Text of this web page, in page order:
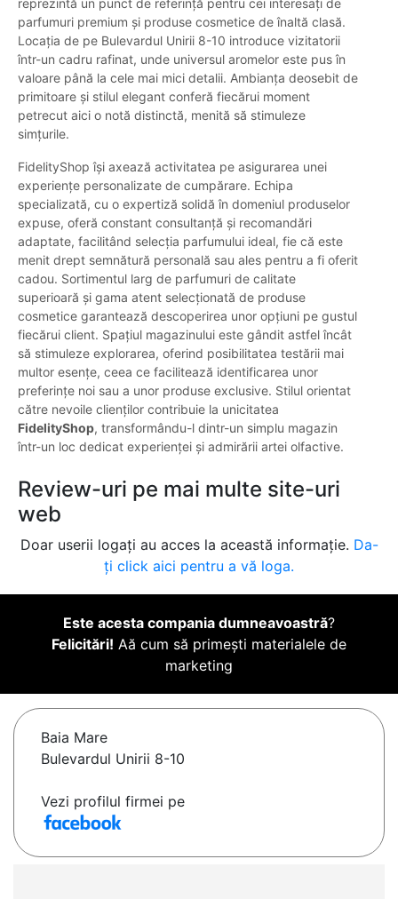
reprezintă un punct de referință pentru cei interesați de
parfumuri premium și produse cosmetice de înaltă clasă.
Locația de pe Bulevardul Unirii 8-10 introduce vizitatorii
într-un cadru rafinat, unde universul aromelor este pus în
valoare până la cele mai mici detalii. Ambianța deosebit de
primitoare și stilul elegant conferă fiecărui moment
petrecut aici o notă distinctă, menită să stimuleze
simțurile.
FidelityShop își axează activitatea pe asigurarea unei
experiențe personalizate de cumpărare. Echipa
specializată, cu o expertiză solidă în domeniul produselor
expuse, oferă constant consultanță și recomandări
adaptate, facilitând selecția parfumului ideal, fie că este
menit drept semnătură personală sau ales pentru a fi oferit
cadou. Sortimentul larg de parfumuri de calitate
superioară și gama atent selecționată de produse
cosmetice garantează descoperirea unor opțiuni pe gustul
fiecărui client. Spațiul magazinului este gândit astfel încât
să stimuleze explorarea, oferind posibilitatea testării mai
multor esențe, ceea ce facilitează identificarea unor
preferințe noi sau a unor produse exclusive. Stilul orientat
către nevoile clienților contribuie la unicitatea
FidelityShop, transformându-l dintr-un simplu magazin
într-un loc dedicat experienței și admirării artei olfactive.
Review-uri pe mai multe site-uri
web
Doar userii logați au acces la această informație. Da-
ți click aici pentru a vă loga.
Este acesta compania dumneavoastră?
Felicitări! Aă cum să primești materialele de
marketing
Baia Mare
Bulevardul Unirii 8-10
Vezi profilul firmei pe